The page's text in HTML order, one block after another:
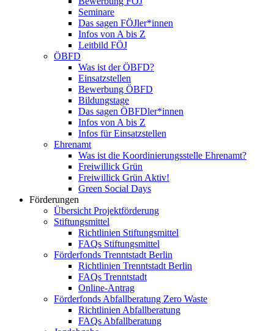
Seminare
Das sagen FÖJler*innen
Infos von A bis Z
Leitbild FÖJ
ÖBFD
Was ist der ÖBFD?
Einsatzstellen
Bewerbung ÖBFD
Bildungstage
Das sagen ÖBFDler*innen
Infos von A bis Z
Infos für Einsatzstellen
Ehrenamt
Was ist die Koordinierungsstelle Ehrenamt?
Freiwillick Grün
Freiwillick Grün Aktiv!
Green Social Days
Förderungen
Übersicht Projektförderung
Stiftungsmittel
Richtlinien Stiftungsmittel
FAQs Stiftungsmittel
Förderfonds Trenntstadt Berlin
Richtlinien Trenntstadt Berlin
FAQs Trenntstadt
Online-Antrag
Förderfonds Abfallberatung Zero Waste
Richtlinien Abfallberatung
FAQs Abfallberatung